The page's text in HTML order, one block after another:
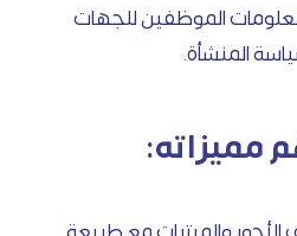
الموظفين للجهات
المنشأة.
مميزاته: